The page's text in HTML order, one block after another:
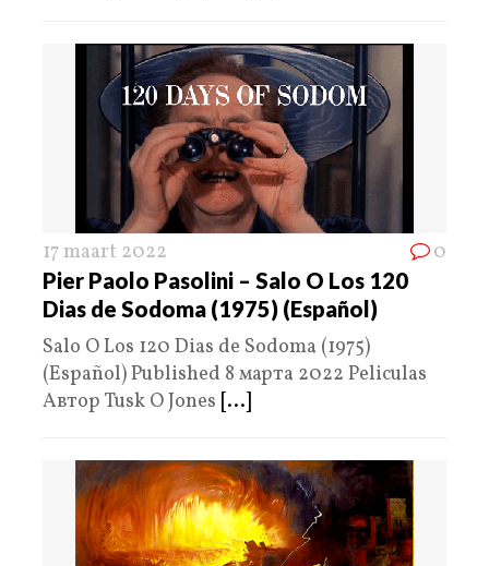
17 maart 2022 0
Pier Paolo Pasolini – Salo O Los 120
Dias de Sodoma (1975) (Español)
Salo O Los 120 Dias de Sodoma (1975)
(Español) Published 8 марта 2022 Peliculas
Автор Tusk O Jones [...]